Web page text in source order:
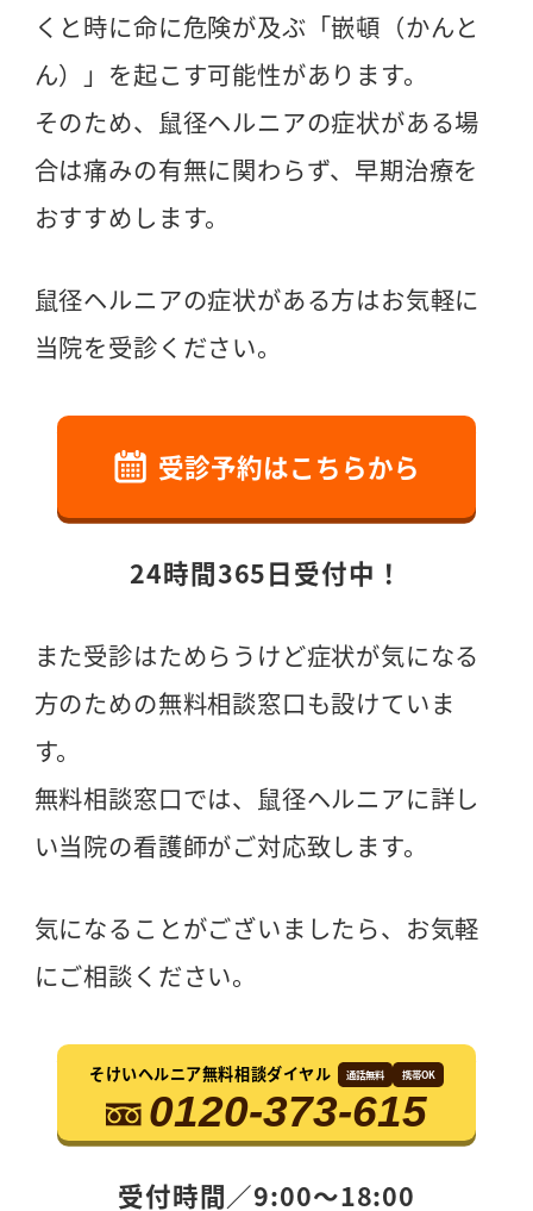
くと時に命に危険が及ぶ「嵌頓（かんと
ん）」を起こす可能性があります。
そのため、鼠径ヘルニアの症状がある場
合は痛みの有無に関わらず、早期治療を
おすすめします。
鼠径ヘルニアの症状がある方はお気軽に
当院を受診ください。
受診予約はこちらから
24時間365日受付中！
また受診はためらうけど症状が気になる
方のための無料相談窓口も設けていま
す。
無料相談窓口では、鼠径ヘルニアに詳し
い当院の看護師がご対応致します。
気になることがございましたら、お気軽
にご相談ください。
そけいヘルニア無料相談ダイヤル 通話無料 携帯OK
0120-373-615
受付時間／9:00〜18:00